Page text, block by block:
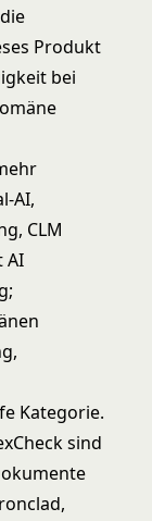
Produkt
bei
AI,
CLM
AI
Kategorie.
sind